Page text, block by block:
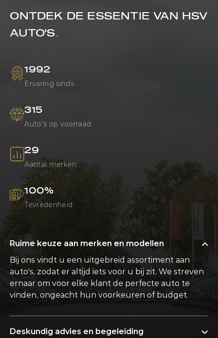
ONTDEK DE ESSENTIE VAN HSV
AUTO'S.
1992
Ervaring sinds
315
Auto’s op voorraad
29
Aantal merken
100%
Tevredenheid
Ruime keuze aan merken en modellen
Bij ons vindt u een uitgebreid assortiment aan
auto's, zodat er altijd iets voor u bij zit. We streven
ernaar om voor elke klant de perfecte auto te
vinden, ongeacht hun voorkeuren of budget.
Deskundig advies en begeleiding